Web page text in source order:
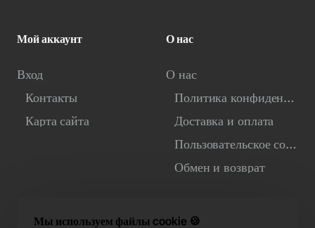
Мы используем файлы cookie 🍪
Мой аккаунт
Вход
Контакты
Карта сайта
О нас
О нас
Политика конфиденциальности
Доставка и оплата
Пользовательское соглашение
Обмен и возврат